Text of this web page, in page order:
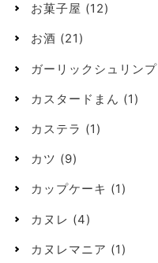
お菓子屋 (12)
お酒 (21)
ガーリックシュリンプ
カスタードまん (1)
カステラ (1)
カツ (9)
カップケーキ (1)
カヌレ (4)
カヌレマニア (1)